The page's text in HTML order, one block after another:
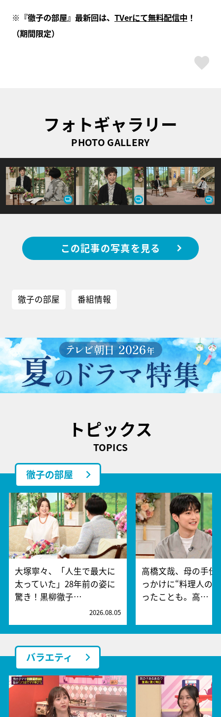
※『徹子の部屋』最新回は、 TVerにて無料配信中 ！
（期間限定）
フォトギャラリー
PHOTO GALLERY
この記事の写真を見る
徹子の部屋 番組情報
トピックス
TOPICS
徹子の部屋
大塚寧々、「人生で最大に
太っていた」28年前の姿に
驚き！黒柳徹子…
2026.08.05
高橋文哉、母の手伝
っかけに“料理人の
ったことも。高…
バラエティ